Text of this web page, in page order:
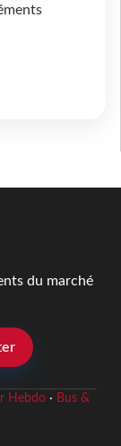
du marché
Hebdo· Bus &